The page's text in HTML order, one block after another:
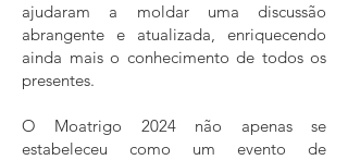
ajudaram a moldar uma discussão
abrangente e atualizada, enriquecendo
ainda mais o conhecimento de todos os
presentes.
O Moatrigo 2024 não apenas se
estabeleceu como um evento de